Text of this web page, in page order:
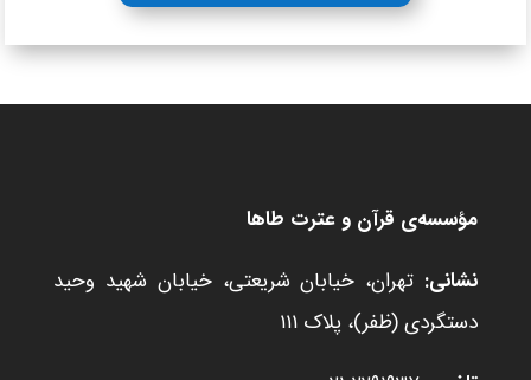
مؤسسه‌ی قرآن و عترت طاها
نشانی: تهران، خیابان شریعتی، خیابان شهید وحید
دستگردی (ظفر)، پلاک ۱۱۱